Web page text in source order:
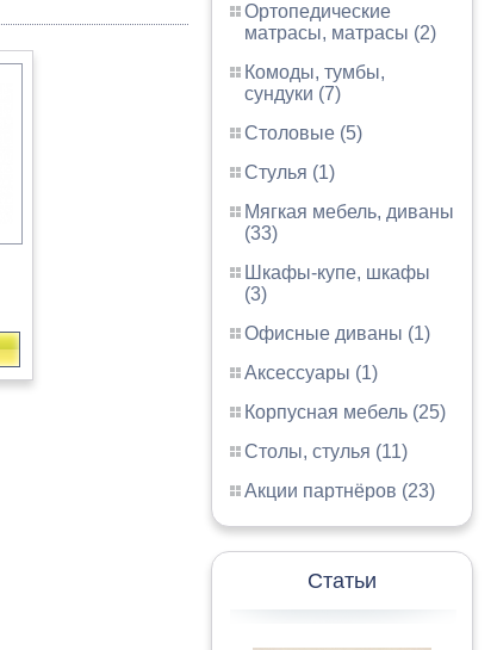
Ортопедические
матрасы, матрасы (2)
Комоды, тумбы,
сундуки (7)
Столовые (5)
Стулья (1)
Мягкая мебель, диваны
(33)
Шкафы-купе, шкафы
(3)
Офисные диваны (1)
Аксессуары (1)
Корпусная мебель (25)
Столы, стулья (11)
Акции партнёров (23)
Статьи